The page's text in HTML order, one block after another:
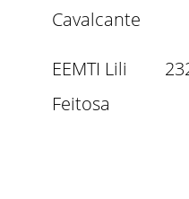
Cavalcante
EEMTI Lili
Feitosa